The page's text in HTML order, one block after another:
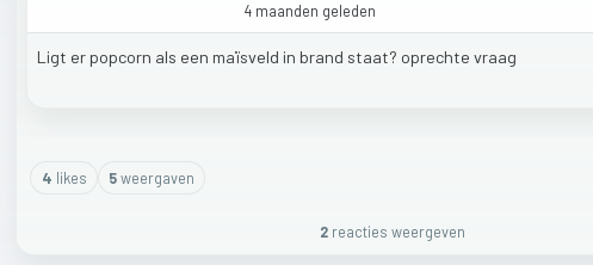
4 maanden geleden
Ligt er popcorn als een maïsveld in brand staat? oprechte vraag
4 likes 5weergaven
2 reacties weergeven